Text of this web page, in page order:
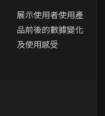
展示使用者使用產
品前後的數據變化
及使用感受